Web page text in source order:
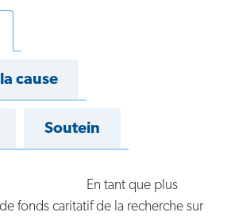
cause
Soutein
En tant que plus
fonds caritatif de la recherche sur